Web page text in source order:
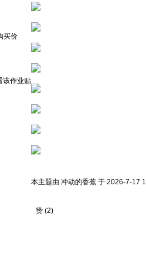
买价
该作业贴
本主题由 冲动的香蕉 于 2026-7-17
赞 (2)